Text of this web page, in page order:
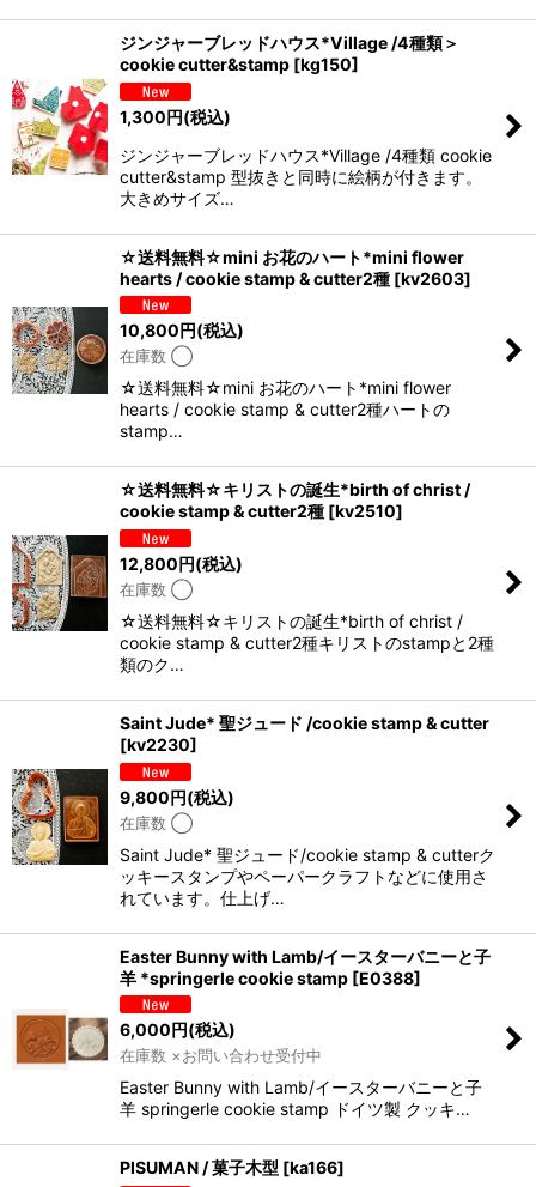
ジンジャーブレッドハウス*Village /4種類＞
cookie cutter&stamp [kg150]
1,300円(税込)
ジンジャーブレッドハウス*Village /4種類 cookie
cutter&stamp 型抜きと同時に絵柄が付きます。
大きめサイズ…
☆送料無料☆mini お花のハート*mini flower
hearts / cookie stamp & cutter2種 [kv2603]
10,800円(税込)
在庫数 ◯
☆送料無料☆mini お花のハート*mini flower
hearts / cookie stamp & cutter2種ハートの
stamp…
☆送料無料☆キリストの誕生*birth of christ /
cookie stamp & cutter2種 [kv2510]
12,800円(税込)
在庫数 ◯
☆送料無料☆キリストの誕生*birth of christ /
cookie stamp & cutter2種キリストのstampと2種
類のク…
Saint Jude* 聖ジュード /cookie stamp & cutter
[kv2230]
9,800円(税込)
在庫数 ◯
Saint Jude* 聖ジュード/cookie stamp & cutterク
ッキースタンプやペーパークラフトなどに使用さ
れています。仕上げ…
Easter Bunny with Lamb/イースターバニーと子
羊 *springerle cookie stamp [E0388]
6,000円(税込)
在庫数 ×お問い合わせ受付中
Easter Bunny with Lamb/イースターバニーと子
羊 springerle cookie stamp ドイツ製 クッキ…
PISUMAN / 菓子木型 [ka166]